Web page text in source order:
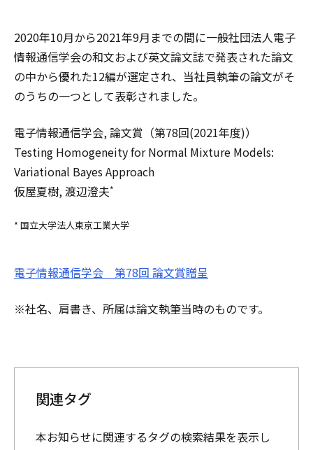
2020年10月から2021年9月までの間に一般社団法人電子
情報通信学会の和文および英文論文誌で発表された論文
の中から優れた12編が選定され、当社員執筆の論文がそ
のうちの一つとして表彰されました。
電子情報通信学会, 論文賞（第78回(2021年度)）
Testing Homogeneity for Normal Mixture Models:
Variational Bayes Approach
仮屋夏樹, 渡辺澄夫*
* 国立大学法人東京工業大学
電子情報通信学会 第78回 論文賞贈呈
※社名、肩書き、所属は論文執筆当時のものです。
関連タグ
本お知らせに関連するタグの検索結果を表示し